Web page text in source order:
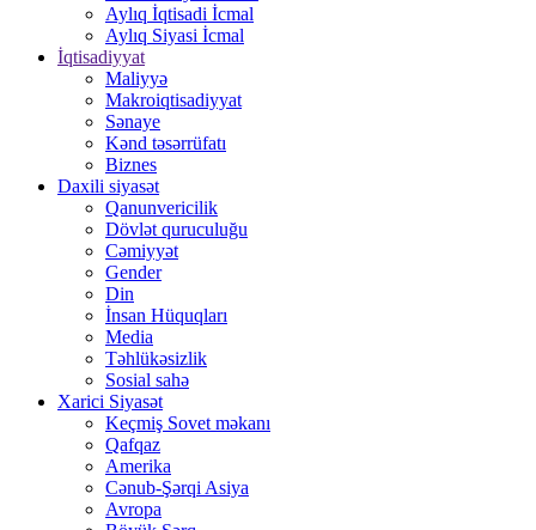
Aylıq İqtisadi İcmal
Aylıq Siyasi İcmal
İqtisadiyyat
Maliyyə
Makroiqtisadiyyat
Sənaye
Kənd təsərrüfatı
Biznes
Daxili siyasət
Qanunvericilik
Dövlət quruculuğu
Cəmiyyət
Gender
Din
İnsan Hüquqları
Media
Təhlükəsizlik
Sosial sahə
Xarici Siyasət
Keçmiş Sovet məkanı
Qafqaz
Amerika
Cənub-Şərqi Asiya
Avropa